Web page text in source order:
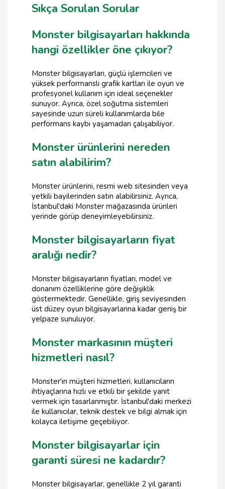
Sıkça Sorulan Sorular
Monster bilgisayarları hakkında
hangi özellikler öne çıkıyor?
Monster bilgisayarları, güçlü işlemcileri ve
yüksek performanslı grafik kartları ile oyun ve
profesyonel kullanım için ideal seçenekler
sunuyor. Ayrıca, özel soğutma sistemleri
sayesinde uzun süreli kullanımlarda bile
performans kaybı yaşamadan çalışabiliyor.
Monster ürünlerini nereden
satın alabilirim?
Monster ürünlerini, resmi web sitesinden veya
yetkili bayilerinden satın alabilirsiniz. Ayrıca,
İstanbul'daki Monster mağazasında ürünleri
yerinde görüp deneyimleyebilirsiniz.
Monster bilgisayarların fiyat
aralığı nedir?
Monster bilgisayarların fiyatları, model ve
donanım özelliklerine göre değişiklik
göstermektedir. Genellikle, giriş seviyesinden
üst düzey oyun bilgisayarlarına kadar geniş bir
yelpaze sunuluyor.
Monster markasının müşteri
hizmetleri nasıl?
Monster'ın müşteri hizmetleri, kullanıcıların
ihtiyaçlarına hızlı ve etkili bir şekilde yanıt
vermek için tasarlanmıştır. İstanbul'daki merkezi
ile kullanıcılar, teknik destek ve bilgi almak için
kolayca iletişime geçebiliyor.
Monster bilgisayarlar için
garanti süresi ne kadardır?
Monster bilgisayarlar, genellikle 2 yıl garanti